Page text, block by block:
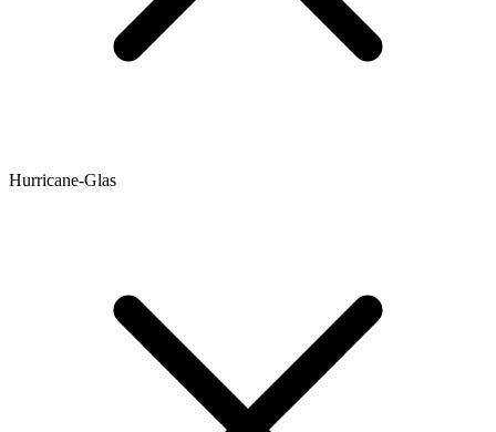
Hurricane-Glas